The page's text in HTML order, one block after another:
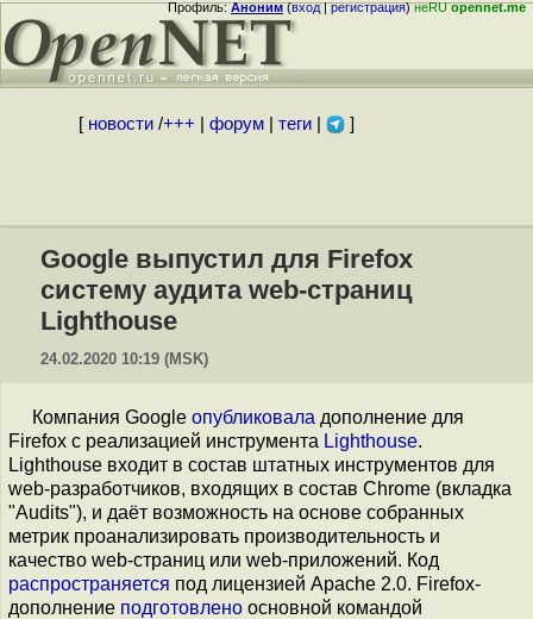
Профиль:Аноним(вход|регистрация)неRUopennet.me
[ новости/+++ форум| теги| ]
Google выпустил для Firefox
систему аудита web-страниц
Lighthouse
24.02.2020 10:19 (MSK)
Компания Google опубликовала дополнение для
Firefox с реализацией инструмента Lighthouse.
Lighthouse входит в состав штатных инструментов для
web-разработчиков, входящих в состав Chrome (вкладка
"Audits"), и даёт возможность на основе собранных
метрик проанализировать производительность и
качество web-страниц или web-приложений. Код
распространяется под лицензией Apache 2.0. Firefox-
дополнение подготовлено основной командой